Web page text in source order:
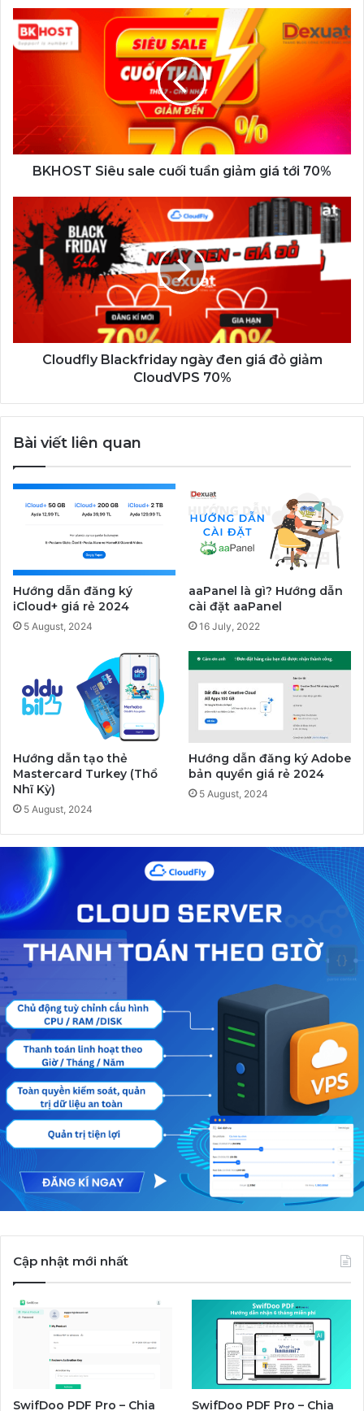
Siêu
sale
giá
tới
70%
BKHOST Siêu sale cuối tuần giảm giá tới 70%
Cloudfly
Blackfriday
ngày
đen
giá
đỏ
giảm
CloudVPS
70%
Cloudfly Blackfriday ngày đen giá đỏ giảm
CloudVPS 70%
Bài viết liên quan
Hướng dẫn đăng ký
iCloud+ giá rẻ 2024
5 August, 2024
aaPanel là gì? Hướng dẫn
cài đặt aaPanel
16 July, 2022
Hướng dẫn tạo thẻ
Mastercard Turkey (Thổ
Nhĩ Kỳ)
5 August, 2024
Hướng dẫn đăng ký Adobe
bản quyền giá rẻ 2024
5 August, 2024
Cập nhật mới nhất
SwifDoo PDF Pro – Chia
SwifDoo PDF Pro – Chia